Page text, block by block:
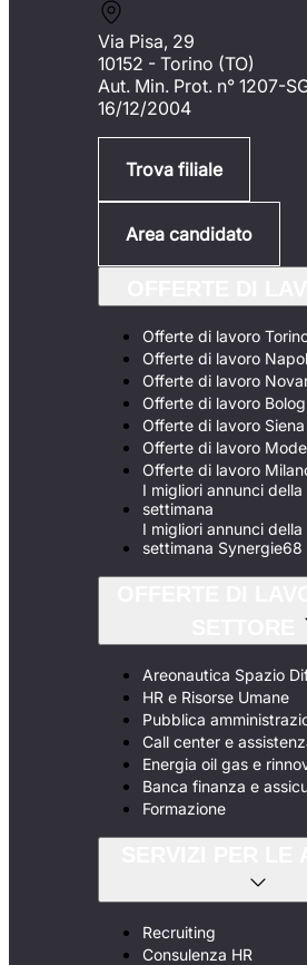
Via Pisa, 29
10152 - Torino (TO)
Aut. Min. Prot. n° 1207-
16/12/2004
Trova filiale
Area candidato
Offerte di lavoro
Offerte di lavoro
Offerte di lavoro
Offerte di lavoro
Offerte di lavoro Siena
Offerte di lavoro
Offerte di lavoro
I migliori annunci della
settimana
I migliori annunci della
settimana Synergie68
Areonautica Spazio
HR e Risorse Umane
Pubblica
Call center e
Energia oil gas e
Banca finanza e
Formazione
Recruiting
Consulenza HR